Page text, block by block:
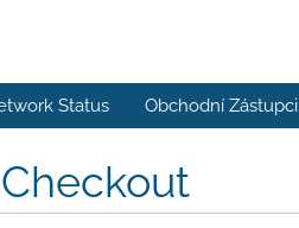
Status Obchodní Zástupci